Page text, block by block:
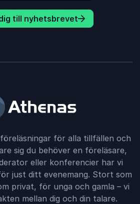
till nyhetsbrevet
för alla tillfällen och
sig du behöver en föreläsare,
eller konferencier har vi
just ditt evenemang. Stort som
privat, för unga och gamla – vi
mellan dig och din talare.